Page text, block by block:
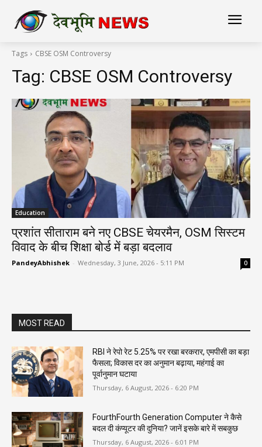
Tags CBSE OSM Controversy
Tag: CBSE OSM Controversy
Education
प्रशांत सीताराम बने नए CBSE चेयरमैन, OSM सिस्टम
विवाद के बीच शिक्षा बोर्ड में बड़ा बदलाव
PandeyAbhishek - Wednesday, 3 June, 2026 - 5:11 PM 0
MOST READ
RBI ने रेपो रेट 5.25% पर रखा बरकरार, एमपीसी का बड़ा
फैसला; विकास दर का अनुमान बढ़ाया, महंगाई का
पूर्वानुमान घटाया
Thursday, 6 August, 2026 - 6:20 PM
FourthFourth Generation Computer ने कैसे
बदल दी कंप्यूटर की दुनिया? जानें इसके बारे में सबकुछ
Thursday, 6 August, 2026 - 6:01 PM